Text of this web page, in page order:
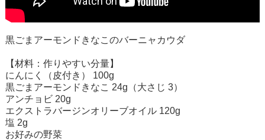
黒ごまアーモンドきなこのバーニャカウダ
【材料：作りやすい分量】
にんにく（皮付き） 100g
黒ごまアーモンドきなこ 24g（大さじ 3）
アンチョビ 20g
エクストラバージンオリーブオイル 120g
塩 2g
お好みの野菜